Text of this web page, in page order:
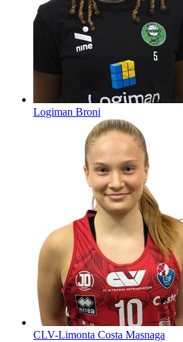
Logiman Broni
CLV-Limonta Costa Masnaga